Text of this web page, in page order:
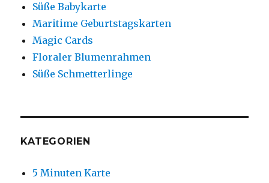
Süße Babykarte
Maritime Geburtstagskarten
Magic Cards
Floraler Blumenrahmen
Süße Schmetterlinge
KATEGORIEN
5 Minuten Karte